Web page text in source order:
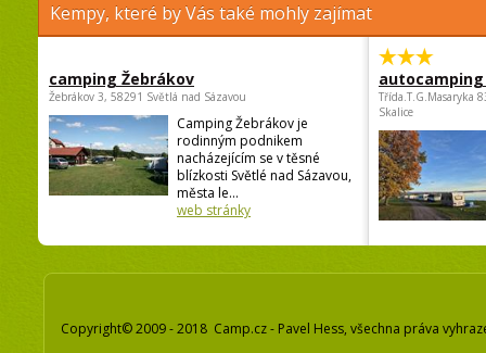
Kempy, které by Vás také mohly zajímat
camping Žebrákov
Žebrákov 3, 58291 Světlá nad Sázavou
Camping Žebrákov je
rodinným podnikem
nacházejícím se v těsné
blízkosti Světlé nad Sázavou,
města le...
web stránky
autocamping
Třída.T.G.Masaryka
Skalice
Copyright© 2009 - 2018 Camp.cz - Pavel Hess, všechna práva